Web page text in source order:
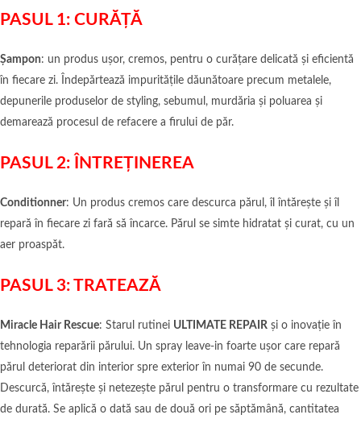
PASUL 1: CURĂȚĂ
Șampon: un produs ușor, cremos, pentru o curățare delicată și eficientă
în fiecare zi. Îndepărtează impuritățile dăunătoare precum metalele,
depunerile produselor de styling, sebumul, murdăria și poluarea și
demarează procesul de refacere a firului de păr.
PASUL 2: ÎNTREȚINEREA
Conditionner: Un produs cremos care descurca părul, îl întărește și îl
repară în fiecare zi fară să încarce. Părul se simte hidratat și curat, cu un
aer proaspăt.
PASUL 3: TRATEAZĂ
Miracle Hair Rescue: Starul rutinei ULTIMATE REPAIR și o inovație în
tehnologia reparării părului. Un spray leave-in foarte ușor care repară
părul deteriorat din interior spre exterior în numai 90 de secunde.
Descurcă, întărește și netezește părul pentru o transformare cu rezultate
de durată. Se aplică o dată sau de două ori pe săptămână, cantitatea